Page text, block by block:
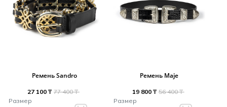
Ремень Sandro
27 100 ₸ 77 400 ₸
Размер
Ремень Maje
19 800 ₸ 56 400 ₸
Размер